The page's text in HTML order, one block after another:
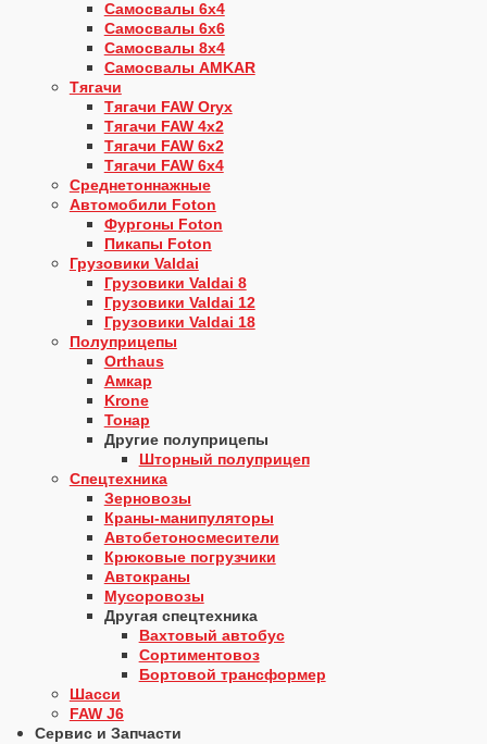
Самосвалы 6х4
Самосвалы 6х6
Самосвалы 8х4
Самосвалы AMKAR
Тягачи
Тягачи FAW Oryx
Тягачи FAW 4х2
Тягачи FAW 6х2
Тягачи FAW 6х4
Среднетоннажные
Автомобили Foton
Фургоны Foton
Пикапы Foton
Грузовики Valdai
Грузовики Valdai 8
Грузовики Valdai 12
Грузовики Valdai 18
Полуприцепы
Orthaus
Амкар
Krone
Тонар
Другие полуприцепы
Шторный полуприцеп
Спецтехника
Зерновозы
Краны-манипуляторы
Автобетоносмесители
Крюковые погрузчики
Автокраны
Мусоровозы
Другая спецтехника
Вахтовый автобус
Сортиментовоз
Бортовой трансформер
Шасси
FAW J6
Сервис и Запчасти